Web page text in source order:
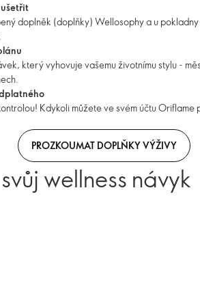
doplněk (doplňky) Wellosophy a u
který vyhovuje vašemu životnímu stylu -
Kdykoli můžete ve svém účtu Oriflame
PROZKOUMAT DOPLŇKY VÝŽIVY
wellness návyk